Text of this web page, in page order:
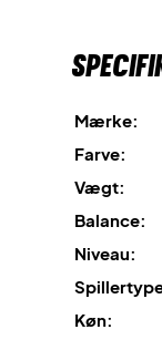
opstrengning.
Ekspertrådgivning
opstrengning
Leveresuden
Mærke:
Farve:
Vægt:
Balance:
Niveau:
Køn: